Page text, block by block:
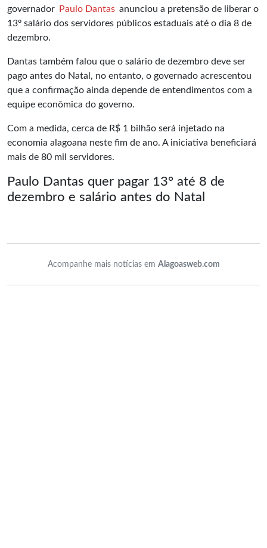
governador
Paulo Dantas anunciou a pretensão de liberar o
13º salário dos servidores públicos estaduais até o dia 8 de
dezembro.
Dantas também falou que o salário de dezembro deve ser
pago antes do Natal , no entanto, o governado acrescentou
que a confirmação ainda depende de entendimentos com a
equipe econômica do governo.
Com a medida, cerca de R$ 1 bilhão será injetado na
economia alagoana neste fim de ano. A iniciativa beneficiará
mais de 80 mil servidores.
Paulo Dantas quer pagar 13° até 8 de
dezembro e salário antes do Natal
Acompanhe mais notícias em Alagoasweb.com